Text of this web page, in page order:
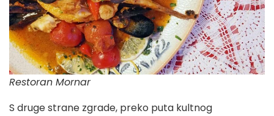
Restoran Mornar
S druge strane zgrade, preko puta kultnog